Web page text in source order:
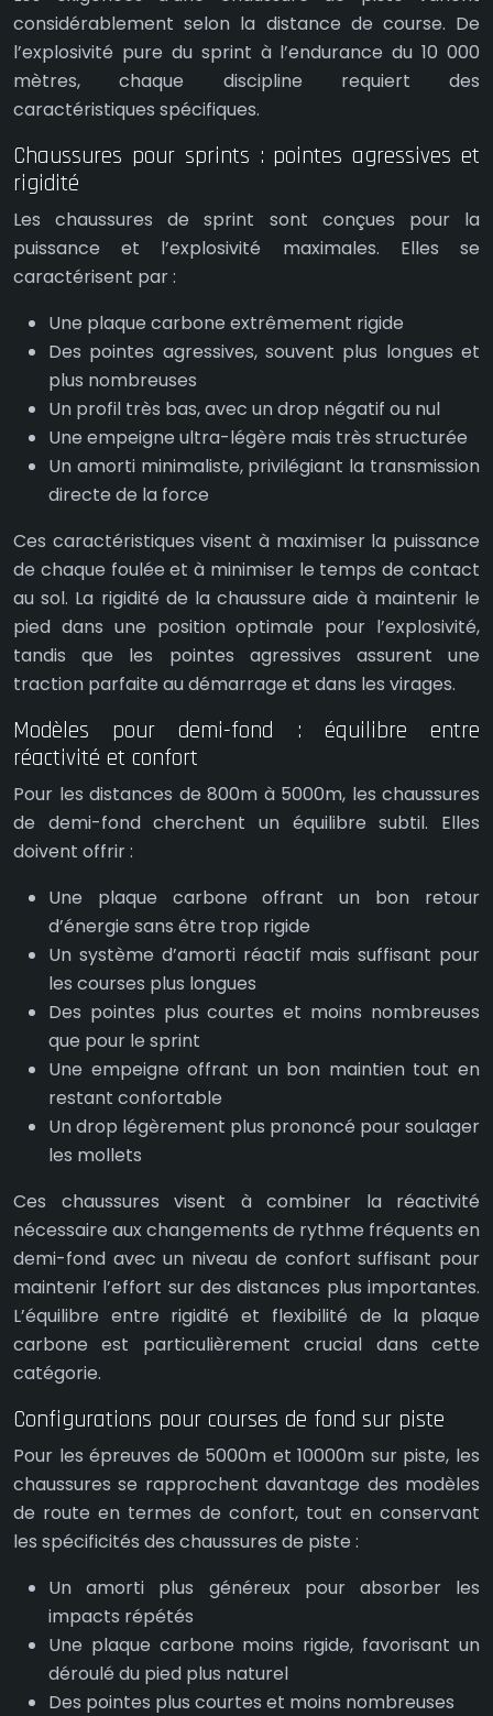
considérablement selon la distance de course. De
l’explosivité pure du sprint à l’endurance du 10 000
mètres, chaque discipline requiert des
caractéristiques spécifiques.
Chaussures pour sprints : pointes agressives et
rigidité
Les chaussures de sprint sont conçues pour la
puissance et l’explosivité maximales. Elles se
caractérisent par :
Une plaque carbone extrêmement rigide
Des pointes agressives, souvent plus longues et
plus nombreuses
Un profil très bas, avec un drop négatif ou nul
Une empeigne ultra-légère mais très structurée
Un amorti minimaliste, privilégiant la transmission
directe de la force
Ces caractéristiques visent à maximiser la puissance
de chaque foulée et à minimiser le temps de contact
au sol. La rigidité de la chaussure aide à maintenir le
pied dans une position optimale pour l’explosivité,
tandis que les pointes agressives assurent une
traction parfaite au démarrage et dans les virages.
Modèles pour demi-fond : équilibre entre
réactivité et confort
Pour les distances de 800m à 5000m, les chaussures
de demi-fond cherchent un équilibre subtil. Elles
doivent offrir :
Une plaque carbone offrant un bon retour
d’énergie sans être trop rigide
Un système d’amorti réactif mais suffisant pour
les courses plus longues
Des pointes plus courtes et moins nombreuses
que pour le sprint
Une empeigne offrant un bon maintien tout en
restant confortable
Un drop légèrement plus prononcé pour soulager
les mollets
Ces chaussures visent à combiner la réactivité
nécessaire aux changements de rythme fréquents en
demi-fond avec un niveau de confort suffisant pour
maintenir l’effort sur des distances plus importantes.
L’équilibre entre rigidité et flexibilité de la plaque
carbone est particulièrement crucial dans cette
catégorie.
Configurations pour courses de fond sur piste
Pour les épreuves de 5000m et 10000m sur piste, les
chaussures se rapprochent davantage des modèles
de route en termes de confort, tout en conservant
les spécificités des chaussures de piste :
Un amorti plus généreux pour absorber les
impacts répétés
Une plaque carbone moins rigide, favorisant un
déroulé du pied plus naturel
Des pointes plus courtes et moins nombreuses